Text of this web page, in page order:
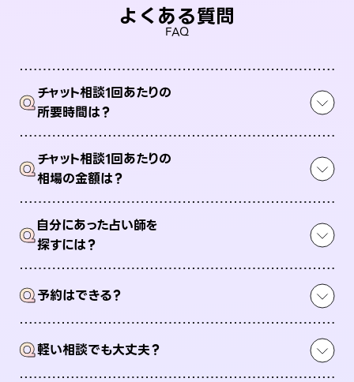
よくある質問
FAQ
Qチャット相談1回あたりの
所要時間は？
Qチャット相談1回あたりの
相場の金額は？
Q自分にあった占い師を
探すには？
Q予約はできる？
Q軽い相談でも大丈夫？